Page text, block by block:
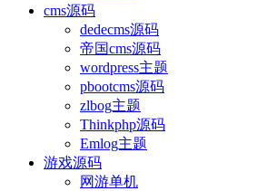
cms源码
dedecms源码
帝国cms源码
wordpress主题
pbootcms源码
zlbog主题
Thinkphp源码
Emlog主题
游戏源码
网游单机